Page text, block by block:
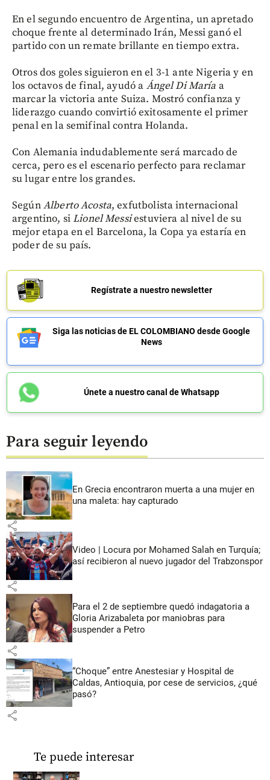
En el segundo encuentro de Argentina, un apretado
choque frente al determinado Irán, Messi ganó el
partido con un remate brillante en tiempo extra.
Otros dos goles siguieron en el 3-1 ante Nigeria y en
los octavos de final, ayudó a Ángel Di María a
marcar la victoria ante Suiza. Mostró confianza y
liderazgo cuando convirtió exitosamente el primer
penal en la semifinal contra Holanda.
Con Alemania indudablemente será marcado de
cerca, pero es el escenario perfecto para reclamar
su lugar entre los grandes.
SegúnAlberto Acosta, exfutbolista internacional
argentino, siLionel Messiestuviera al nivel de su
mejor etapa en el Barcelona, la Copa ya estaría en
poder de su país.
Regístrate a nuestro newsletter
Siga las noticias de EL COLOMBIANO desde Google
News
Únete a nuestro canal de Whatsapp
Para seguir leyendo
En Grecia encontraron muerta a una mujer en
una maleta: hay capturado
share
Video | Locura por Mohamed Salah en Turquía;
así recibieron al nuevo jugador del Trabzonspor
share
Para el 2 de septiembre quedó indagatoria a
Gloria Arizabaleta por maniobras para
suspender a Petro
share
“Choque” entre Anestesiar y Hospital de
Caldas, Antioquia, por cese de servicios, ¿qué
pasó?
share
Te puede interesar